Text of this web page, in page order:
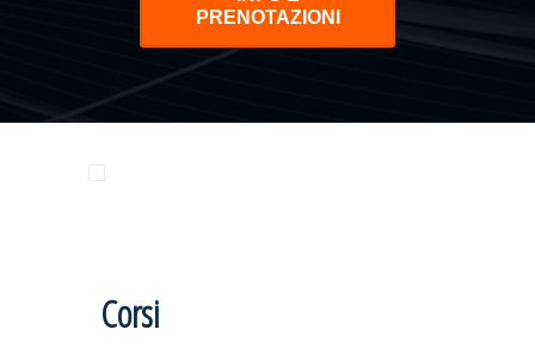
PRENOTAZIONI
Corsi